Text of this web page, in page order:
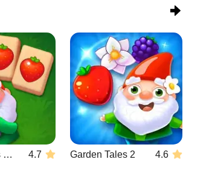
Garden Tales Mahjong 4.7 Garden Tales 2 4.6